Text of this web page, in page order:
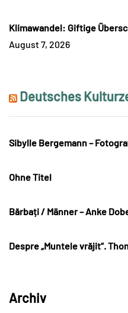
Klimawandel: Giftige
August 7, 2026
Deutsches
Sibylle Bergemann –
Ohne Titel
Bărbați / Männer – Anke
Despre „Muntele vrăjit“.
Archiv